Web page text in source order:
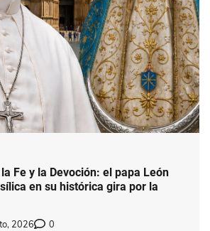
Fe y la Devoción: el papa León
en su histórica gira por la
2026 0